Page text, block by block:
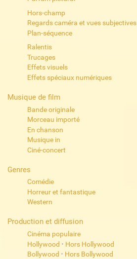
Hors-champ
Regards caméra et vues subjectives
Plan-séquence
Ralentis
Trucages
Effets visuels
Effets spéciaux numériques
Musique de film
Bande originale
Morceau importé
En chanson
Musique in
Ciné-concert
Genres
Comédie
Horreur et fantastique
Western
Production et diffusion
Cinéma populaire
Hollywood • Hors Hollywood
Bollywood • Hors Bollywood